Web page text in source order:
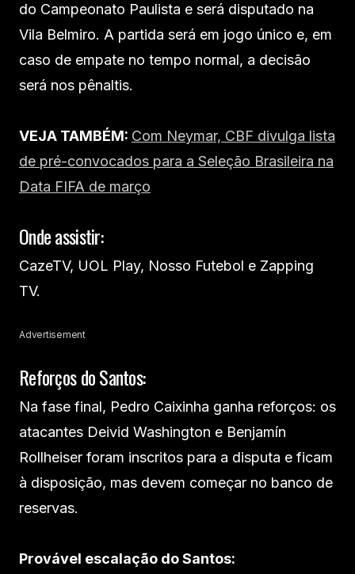
do Campeonato Paulista e será disputado na
Vila Belmiro. A partida será em jogo único e, em
caso de empate no tempo normal, a decisão
será nos pênaltis.
VEJA TAMBÉM: Com Neymar, CBF divulga lista
de pré-convocados para a Seleção Brasileira na
Data FIFA de março
Onde assistir:
CazeTV, UOL Play, Nosso Futebol e Zapping
TV.
Advertisement
Reforços do Santos:
Na fase final, Pedro Caixinha ganha reforços: os
atacantes Deivid Washington e Benjamín
Rollheiser foram inscritos para a disputa e ficam
à disposição, mas devem começar no banco de
reservas.
Provável escalação do Santos: